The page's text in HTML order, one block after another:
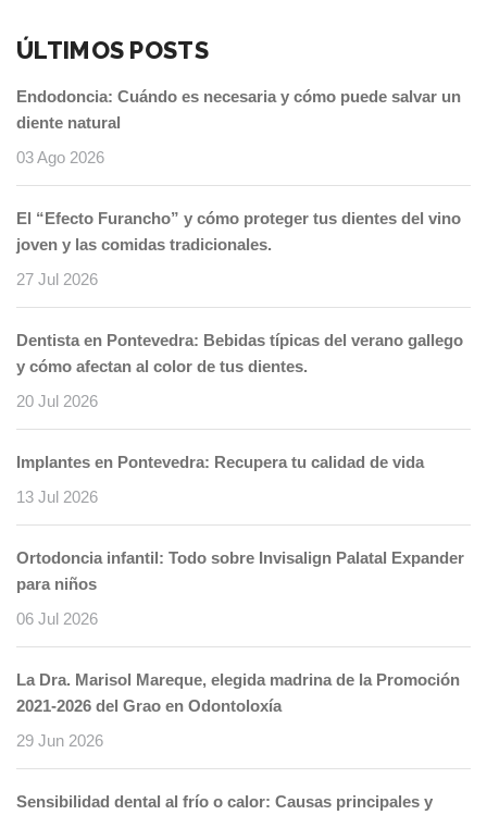
ÚLTIMOS POSTS
Endodoncia: Cuándo es necesaria y cómo puede salvar un
diente natural
03 Ago 2026
El “Efecto Furancho” y cómo proteger tus dientes del vino
joven y las comidas tradicionales.
27 Jul 2026
Dentista en Pontevedra: Bebidas típicas del verano gallego
y cómo afectan al color de tus dientes.
20 Jul 2026
Implantes en Pontevedra: Recupera tu calidad de vida
13 Jul 2026
Ortodoncia infantil: Todo sobre Invisalign Palatal Expander
para niños
06 Jul 2026
La Dra. Marisol Mareque, elegida madrina de la Promoción
2021-2026 del Grao en Odontoloxía
29 Jun 2026
Sensibilidad dental al frío o calor: Causas principales y